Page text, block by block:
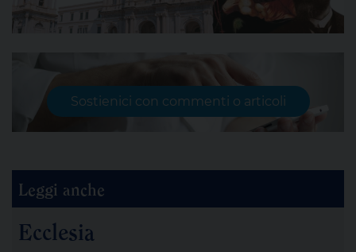
Sostienici con commenti o articoli
Leggi anche
Ecclesia